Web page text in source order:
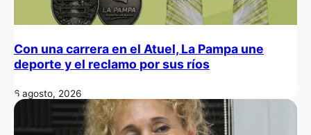
Con una carrera en el Atuel, La Pampa une
deporte y el reclamo por sus ríos
6 agosto, 2026